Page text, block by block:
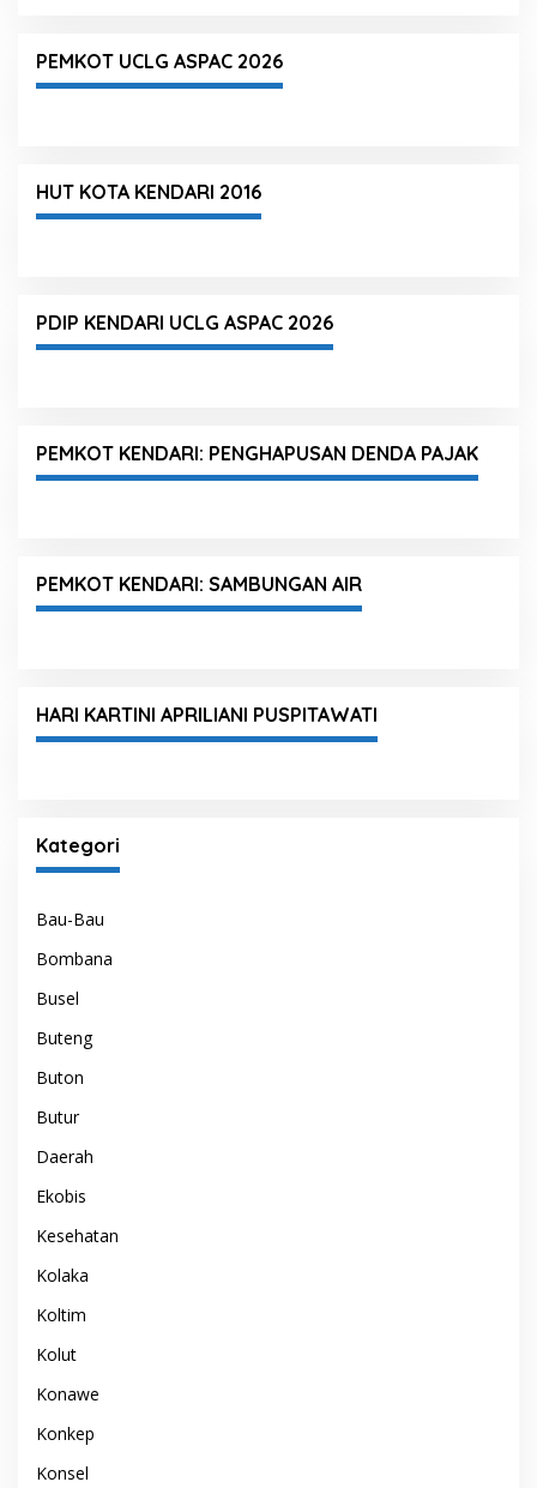
PEMKOT UCLG ASPAC 2026
HUT KOTA KENDARI 2016
PDIP KENDARI UCLG ASPAC 2026
PEMKOT KENDARI: PENGHAPUSAN DENDA PAJAK
PEMKOT KENDARI: SAMBUNGAN AIR
HARI KARTINI APRILIANI PUSPITAWATI
Kategori
Bau-Bau
Bombana
Busel
Buteng
Buton
Butur
Daerah
Ekobis
Kesehatan
Kolaka
Koltim
Kolut
Konawe
Konkep
Konsel